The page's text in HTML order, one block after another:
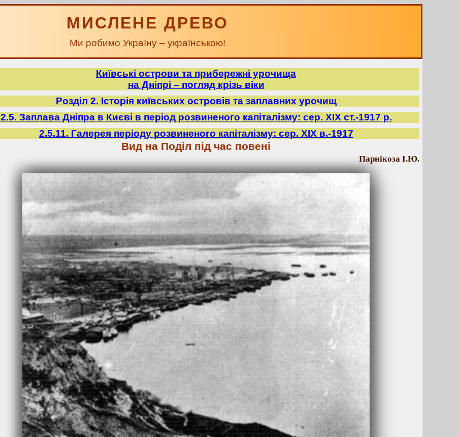
МИСЛЕНЕ ДРЕВО
Ми робимо Україну – українською!
Київські острови та прибережні урочища
на Дніпрі – погляд крізь віки
Розділ 2. Історія київських островів та заплавних урочищ
2.5. Заплава Дніпра в Києві в період розвиненого капіталізму: сер. ХІХ ст.-1917 р.
2.5.11. Галерея періоду розвиненого капіталізму: сер. ХІХ в.-1917
Вид на Поділ під час повені
Парнікоза І.Ю.